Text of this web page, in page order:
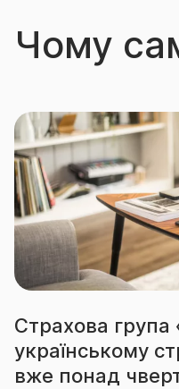
Чому
Страхова
українському
вже понад